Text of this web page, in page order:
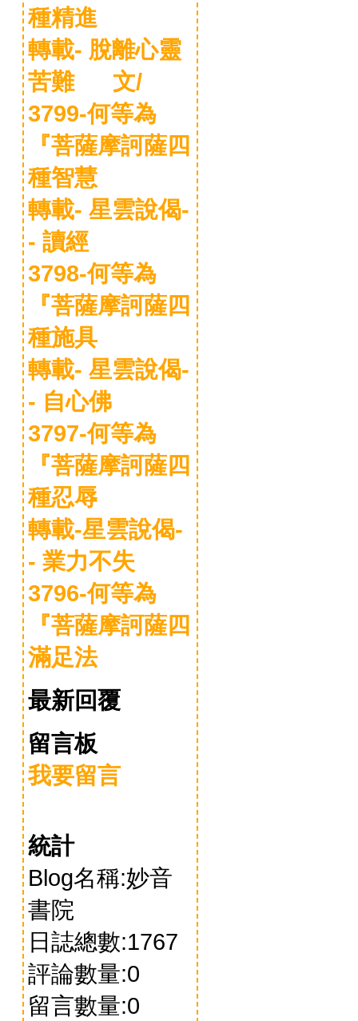
種精進
轉載- 脫離心靈
苦難 文/
3799-何等為
『菩薩摩訶薩四
種智慧
轉載- 星雲說偈-
- 讀經
3798-何等為
『菩薩摩訶薩四
種施具
轉載- 星雲說偈-
- 自心佛
3797-何等為
『菩薩摩訶薩四
種忍辱
轉載-星雲說偈-
- 業力不失
3796-何等為
『菩薩摩訶薩四
滿足法
最新回覆
留言板
我要留言
統計
Blog名稱:妙音
書院
日誌總數:1767
評論數量:0
留言數量:0